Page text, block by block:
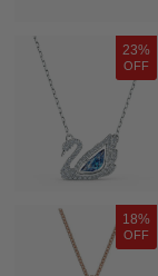
23%
OFF
18%
OFF